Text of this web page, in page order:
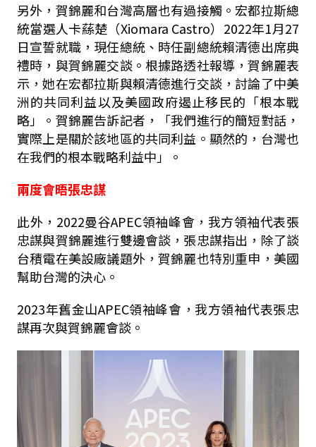
另外，賀錦麗和台灣高層也有過接觸。宏都拉斯總
統當選人卡蕬楚（Xiomara Castro）2022年1月27
日宣誓就職，現任總統、時任副總統賴清德出席典
禮時，與賀錦麗交談。根據路透社報導，賀錦麗表
示，她在宏都拉斯與賴清德進行交談，討論了中美
洲的共同利益以及美國政府遏止移民的「根本戰
略」。賀錦麗告訴記者，「我們進行的簡短對話，
實際上是關於該地區的共同利益。顯然的，台灣也
在我們的根本戰略利益中」。
兩度會晤張忠謀
此外，2022曼谷APEC領袖峰會，我方領袖代表張
忠謀與賀錦麗進行雙邊會談，張忠謀指出，除了談
台積電在美設廠議題外，賀錦麗也特別重申，美國
幫助台灣的決心。
2023年舊金山APEC領袖峰會，我方領袖代表張忠
謀再次與賀錦麗會談。